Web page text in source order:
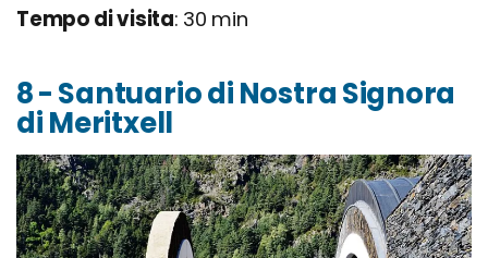
Tempo di visita: 30 min
8 - Santuario di Nostra Signora
di Meritxell